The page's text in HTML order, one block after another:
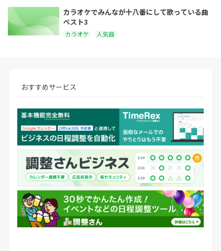
カラオケでみんなが十八番にして歌っている曲
ベスト3
カラオケ 人気曲
おすすめサービス